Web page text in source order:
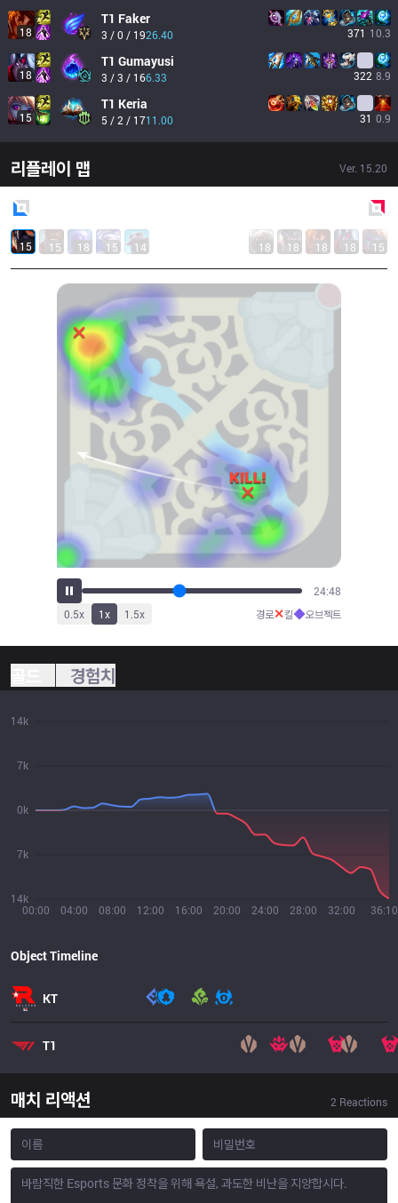
18
T1 Faker
3 / 0 / 1926.40 371 10.3
18
T1 Gumayusi
3 / 3 / 166.33 322 8.9
15
T1 Keria
5 / 2 / 1711.00 31 0.9
리플레이 맵 Ver. 15.20
15 15 18 15 14 18 18 18 18 15
27:12
0.5x 1x 1.5x 경로✕킬◆오브젝트
경험치
00:00 04:00 08:00 12:00 16:00 20:00 24:00 28:00 32:00 36:10
14k
7k
0k
7k
14k
Object Timeline
KT
T1
매치 리액션 2 Reactions